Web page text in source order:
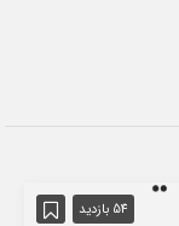
54 بازدید